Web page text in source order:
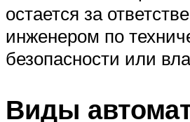
остается за
инженером по
безопасности или
Виды